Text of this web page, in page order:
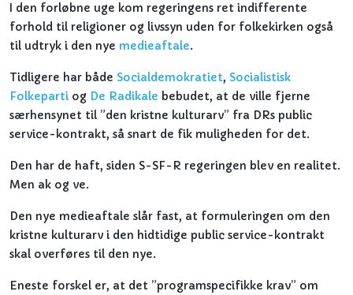
I den forløbne uge kom regeringens ret indifferente
forhold til religioner og livssyn uden for folkekirken også
til udtryk i den nye medieaftale.
Tidligere har både Socialdemokratiet, Socialistisk
Folkeparti og De Radikale bebudet, at de ville fjerne
særhensynet til ”den kristne kulturarv” fra DRs public
service-kontrakt, så snart de fik muligheden for det.
Den har de haft, siden S-SF-R regeringen blev en realitet.
Men ak og ve.
Den nye medieaftale slår fast, at formuleringen om den
kristne kulturarv i den hidtidige public service-kontrakt
skal overføres til den nye.
Eneste forskel er, at det ”programspecifikke krav” om